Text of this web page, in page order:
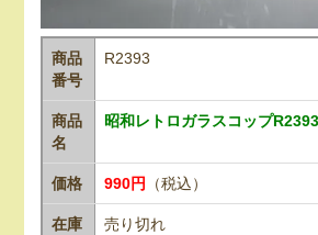
商品
番号
R2393
商品
名
昭和レトロガラスコップR2393
価格 990円 （税込）
在庫
売り切れ